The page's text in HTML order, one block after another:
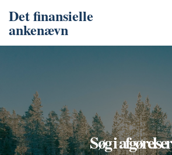
Det finansielle
ankenævn
Søg i afgørelser